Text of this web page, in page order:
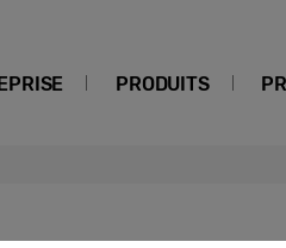
PRODUITS